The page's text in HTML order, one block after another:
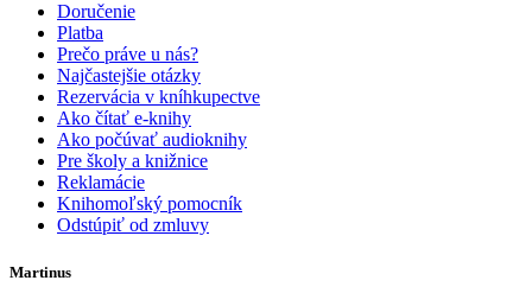
Doručenie
Platba
Prečo práve u nás?
Najčastejšie otázky
Rezervácia v kníhkupectve
Ako čítať e-knihy
Ako počúvať audioknihy
Pre školy a knižnice
Reklamácie
Knihomoľský pomocník
Odstúpiť od zmluvy
Martinus